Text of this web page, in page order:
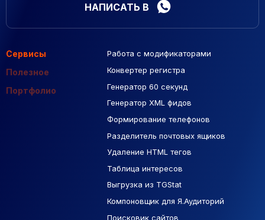
НАПИСАТЬ В
Сервисы
Полезное
Портфолио
Работа с модификаторами
Конвертер регистра
Генератор 60 секунд
Генератор XML фидов
Формирование телефонов
Разделитель почтовых ящиков
Удаление HTML тегов
Таблица интересов
Выгрузка из TGStat
Компоновщик для Я.Аудиторий
Поисковик сайтов
Подборка сайтов
Макеты Figma
База Яндекс Карты
РСЯ площадки
Созданные сайты
Контекстная реклама